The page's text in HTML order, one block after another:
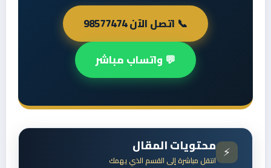
📞 اتصل الآن 98577474
💬 واتساب مباشر
⚡ محتويات المقال
انتقل مباشرة إلى القسم الذي يهمك